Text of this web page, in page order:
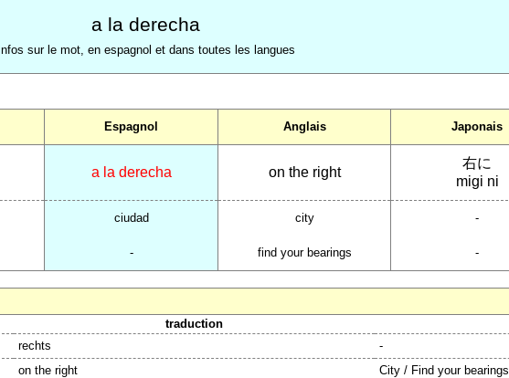
a la derecha
Infos sur le mot, en espagnol et dans toutes les langues
Espagnol Anglais Japonais
a la derecha on the right
右に
migi ni
ciudad city -
- find your bearings -
traduction
rechts
-
on the right
City / Find your bearings